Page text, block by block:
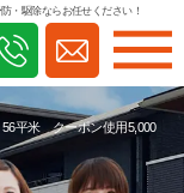
・駆除ならお任せください！
平米 クーポン使用5,000